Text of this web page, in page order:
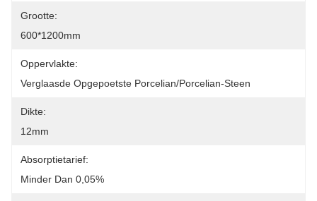
Grootte:
600*1200mm
Oppervlakte:
Verglaasde Opgepoetste Porcelian/Porcelian-Steen
Dikte:
12mm
Absorptietarief:
Minder Dan 0,05%